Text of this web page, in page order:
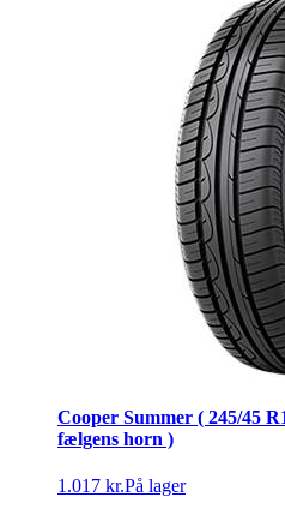
Cooper Summer ( 245/45
fælgens horn )
1.017 kr.På lager